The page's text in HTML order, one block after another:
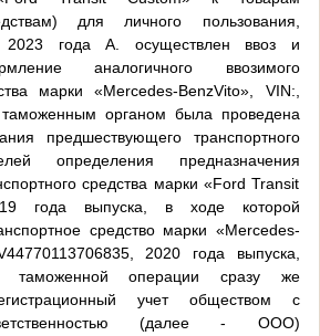
для личного пользования,
2023 года А. осуществлен ввоз и
аналогичного ввозимого
марки «Mercedes-BenzVito», VIN:,
органом была проведена
предшествующего транспортного
определения предназначения
средства марки «Ford Transit
года выпуска, в ходе которой
средство марки «Mercedes-
2020 года выпуска,
таможенной операции сразу же
учет обществом с
(далее - ООО)